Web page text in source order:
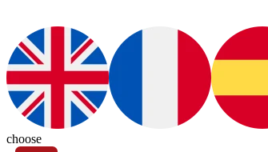
choose